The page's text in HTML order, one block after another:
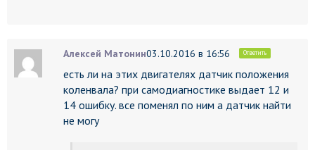
Алексей Матонин03.10.2016 в 16:56 Ответить
есть ли на этих двигателях датчик положения
коленвала? при самодиагностике выдает 12 и
14 ошибку. все поменял по ним а датчик найти
не могу